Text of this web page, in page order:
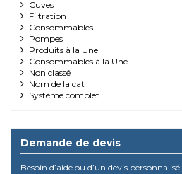
Cuves
Filtration
Consommables
Pompes
Produits à la Une
Consommables à la Une
Non classé
Nom de la cat
Système complet
Demande de devis
Besoin d’aide ou d’un devis personnalisé